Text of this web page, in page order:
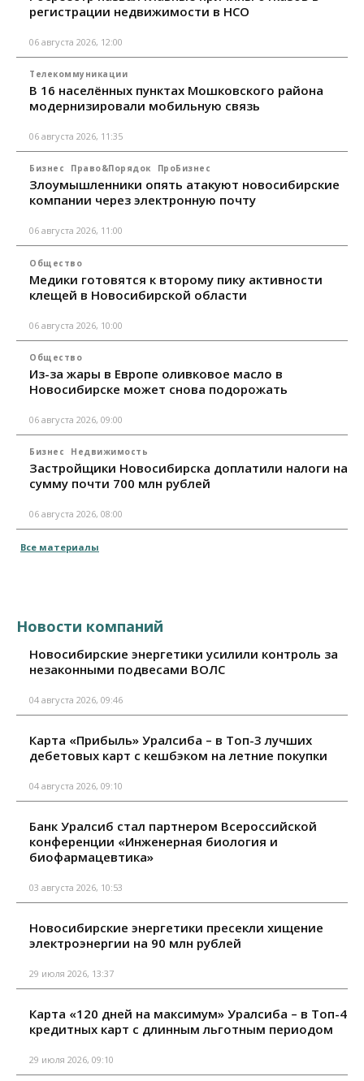
регистрации недвижимости в НСО
06 августа 2026, 12:00
Телекоммуникации
В 16 населённых пунктах Мошковского района
модернизировали мобильную связь
06 августа 2026, 11:35
Бизнес Право&Порядок ПроБизнес
Злоумышленники опять атакуют новосибирские
компании через электронную почту
06 августа 2026, 11:00
Общество
Медики готовятся к второму пику активности
клещей в Новосибирской области
06 августа 2026, 10:00
Общество
Из-за жары в Европе оливковое масло в
Новосибирске может снова подорожать
06 августа 2026, 09:00
Бизнес Недвижимость
Застройщики Новосибирска доплатили налоги на
сумму почти 700 млн рублей
06 августа 2026, 08:00
Все материалы
Новости компаний
Новосибирские энергетики усилили контроль за
незаконными подвесами ВОЛС
04 августа 2026, 09:46
Карта «Прибыль» Уралсиба – в Топ-3 лучших
дебетовых карт с кешбэком на летние покупки
04 августа 2026, 09:10
Банк Уралсиб стал партнером Всероссийской
конференции «Инженерная биология и
биофармацевтика»
03 августа 2026, 10:53
Новосибирские энергетики пресекли хищение
электроэнергии на 90 млн рублей
29 июля 2026, 13:37
Карта «120 дней на максимум» Уралсиба – в Топ-4
кредитных карт с длинным льготным периодом
29 июля 2026, 09:10